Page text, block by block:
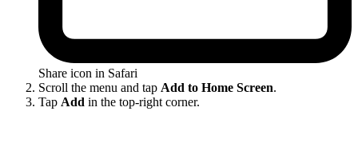
Share icon in Safari
Scroll the menu and tap Add to Home Screen.
Tap Add in the top-right corner.